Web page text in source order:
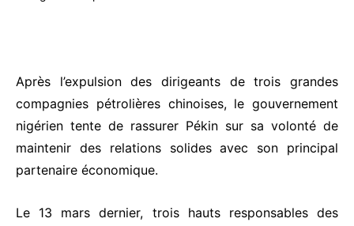
Après l’expulsion des dirigeants de trois grandes
compagnies pétrolières chinoises, le gouvernement
nigérien tente de rassurer Pékin sur sa volonté de
maintenir des relations solides avec son principal
partenaire économique.
Le 13 mars dernier, trois hauts responsables des